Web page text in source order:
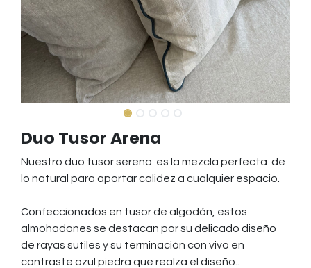
Duo Tusor Arena
Nuestro duo tusor serena es la mezcla perfecta de
lo natural para aportar calidez a cualquier espacio.
Confeccionados en tusor de algodón, estos
almohadones se destacan por su delicado diseño
de rayas sutiles y su terminación con vivo en
contraste azul piedra que realza el diseño..